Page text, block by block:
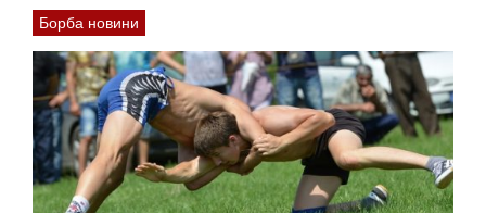
Борба новини